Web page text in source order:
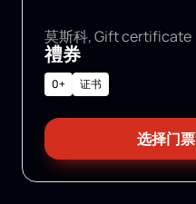
莫斯科, Gift certificate
禮券
0+ 证书
选择门票